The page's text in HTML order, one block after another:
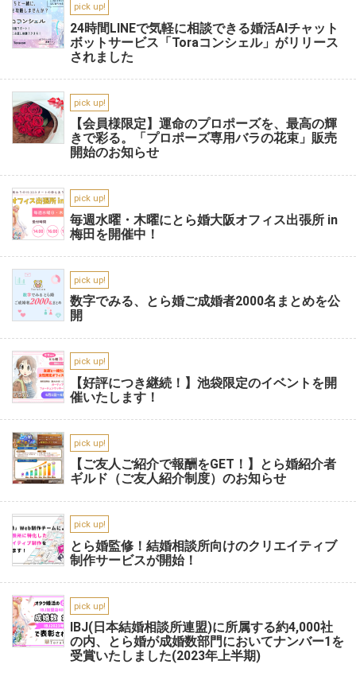
pick up!
24時間LINEで気軽に相談できる婚活AIチャット
ボットサービス「Toraコンシェル」がリリース
されました
pick up!
【会員様限定】運命のプロポーズを、最高の輝
きで彩る。「プロポーズ専用バラの花束」販売
開始のお知らせ
pick up!
毎週水曜・木曜にとら婚大阪オフィス出張所 in
梅田を開催中！
pick up!
数字でみる、とら婚ご成婚者2000名まとめを公
開
pick up!
【好評につき継続！】池袋限定のイベントを開
催いたします！
pick up!
【ご友人ご紹介で報酬をGET！】とら婚紹介者
ギルド（ご友人紹介制度）のお知らせ
pick up!
とら婚監修！結婚相談所向けのクリエイティブ
制作サービスが開始！
pick up!
IBJ(日本結婚相談所連盟)に所属する約4,000社
の内、とら婚が成婚数部門においてナンバー1を
受賞いたしました(2023年上半期)